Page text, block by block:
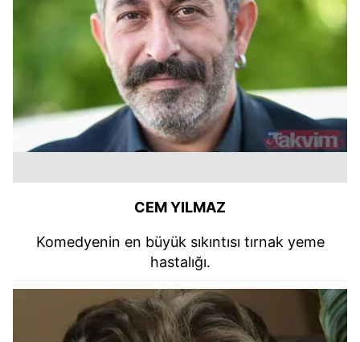
CEM YILMAZ
Komedyenin en büyük sıkıntısı tırnak yeme
hastalığı.